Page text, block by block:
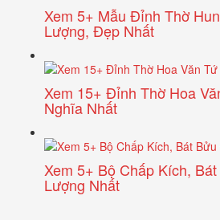
Xem 5+ Mẫu Đỉnh Thờ
Lượng, Đẹp Nhất
Xem 15+ Đỉnh Thờ Hoa
Nghĩa Nhất
Xem 5+ Bộ Chấp Kích,
Lượng Nhất